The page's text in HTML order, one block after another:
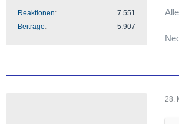
Reaktionen
7.551
Beiträge
5.907
28.